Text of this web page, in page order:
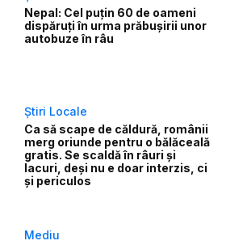
Nepal: Cel puțin 60 de oameni
dispăruți în urma prăbușirii unor
autobuze în râu
Știri Locale
Ca să scape de căldură, românii
merg oriunde pentru o bălăceală
gratis. Se scaldă în râuri și
lacuri, deși nu e doar interzis, ci
și periculos
Mediu